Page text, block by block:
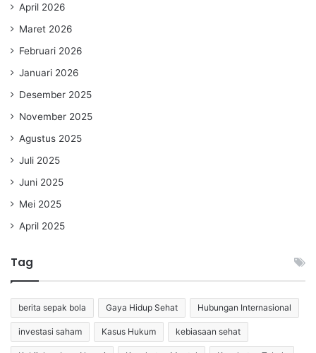
April 2026
Maret 2026
Februari 2026
Januari 2026
Desember 2025
November 2025
Agustus 2025
Juli 2025
Juni 2025
Mei 2025
April 2025
Tag
berita sepak bola Gaya Hidup Sehat Hubungan Internasional
investasi saham Kasus Hukum kebiasaan sehat